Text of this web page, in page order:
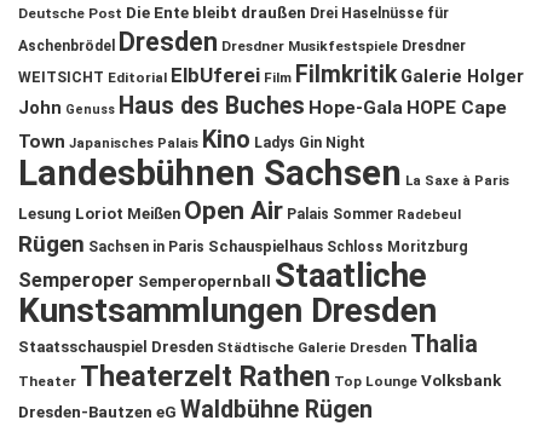
Deutsche Post Die Ente bleibt draußen Drei Haselnüsse für
Aschenbrödel
Dresden Dresdner Musikfestspiele Dresdner
WEITSICHT Editorial ElbUferei Film Filmkritik Galerie Holger
John Genuss Haus des Buches Hope-Gala HOPE Cape
Town Japanisches Palais Kino Ladys Gin Night
Landesbühnen Sachsen La Saxe à Paris
Lesung Loriot Meißen Open Air Palais Sommer Radebeul
Rügen Sachsen in Paris Schauspielhaus Schloss Moritzburg
Semperoper Semperopernball
Staatliche
Kunstsammlungen Dresden
Staatsschauspiel Dresden Städtische Galerie Dresden Thalia
Theater Theaterzelt Rathen Top Lounge Volksbank
Dresden-Bautzen eG Waldbühne Rügen